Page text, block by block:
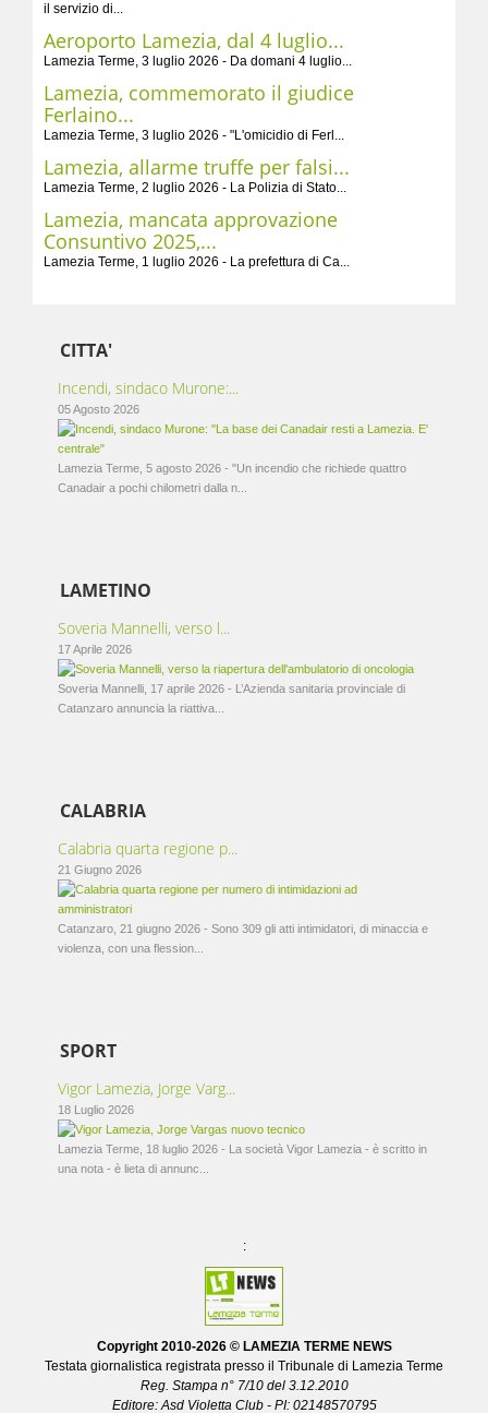
il servizio di...
Aeroporto Lamezia, dal 4 luglio...
Lamezia Terme, 3 luglio 2026 - Da domani 4 luglio...
Lamezia, commemorato il giudice
Ferlaino...
Lamezia Terme, 3 luglio 2026 - "L'omicidio di Ferl...
Lamezia, allarme truffe per falsi...
Lamezia Terme, 2 luglio 2026 - La Polizia di Stato...
Lamezia, mancata approvazione
Consuntivo 2025,...
Lamezia Terme, 1 luglio 2026 - La prefettura di Ca...
CITTA'
Incendi, sindaco Murone:...
05 Agosto 2026
Lamezia Terme, 5 agosto 2026 - "Un incendio che richiede quattro
Canadair a pochi chilometri dalla n...
LAMETINO
Soveria Mannelli, verso l...
17 Aprile 2026
Soveria Mannelli, 17 aprile 2026 - L’Azienda sanitaria provinciale di
Catanzaro annuncia la riattiva...
CALABRIA
Calabria quarta regione p...
21 Giugno 2026
Catanzaro, 21 giugno 2026 - Sono 309 gli atti intimidatori, di minaccia e
violenza, con una flession...
SPORT
Vigor Lamezia, Jorge Varg...
18 Luglio 2026
Lamezia Terme, 18 luglio 2026 - La società Vigor Lamezia - è scritto in
una nota - è lieta di annunc...
:
Copyright 2010-2026 © LAMEZIA TERME NEWS
Testata giornalistica registrata presso il Tribunale di Lamezia Terme
Reg. Stampa n° 7/10 del 3.12.2010
Editore: Asd Violetta Club - PI: 02148570795